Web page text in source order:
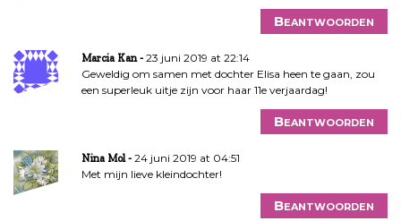
Beantwoorden
Marcia Kan
23 juni 2019 at 22:14
Geweldig om samen met dochter Elisa heen te gaan, zou
een superleuk uitje zijn voor haar 11e verjaardag!
Beantwoorden
Nina Mol
24 juni 2019 at 04:51
Met mijn lieve kleindochter!
Beantwoorden